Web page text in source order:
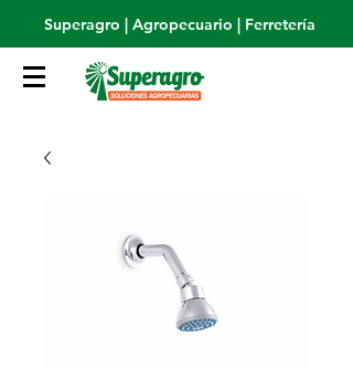
Superagro | Agropecuario | Ferretería